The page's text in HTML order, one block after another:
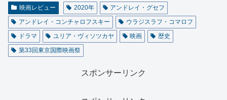
映画レビュー 2020年
アンドレイ・グセフ
アンドレイ・コンチャロフスキー
ウラジスラフ・コマロフ
ドラマ
ユリア・ヴィソツカヤ 映画
歴史
第33回東京国際映画祭
スポンサーリンク